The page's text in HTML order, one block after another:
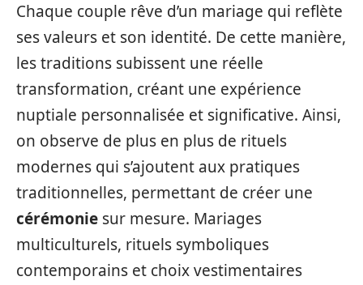
Chaque couple rêve d’un mariage qui reflète
ses valeurs et son identité. De cette manière,
les traditions subissent une réelle
transformation, créant une expérience
nuptiale personnalisée et significative. Ainsi,
on observe de plus en plus de rituels
modernes qui s’ajoutent aux pratiques
traditionnelles, permettant de créer une
cérémonie sur mesure. Mariages
multiculturels, rituels symboliques
contemporains et choix vestimentaires